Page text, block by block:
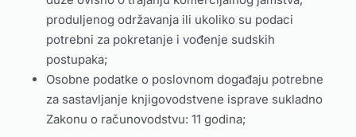
produljenog održavanja ili ukoliko su podaci
potrebni za pokretanje i vođenje sudskih
postupaka;
Osobne podatke o poslovnom događaju potrebne
za sastavljanje knjigovodstvene isprave sukladno
Zakonu o računovodstvu: 11 godina;